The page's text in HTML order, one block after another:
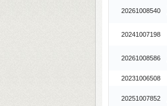
20261008540
20241007198
20261008586
20231006508
20251007852